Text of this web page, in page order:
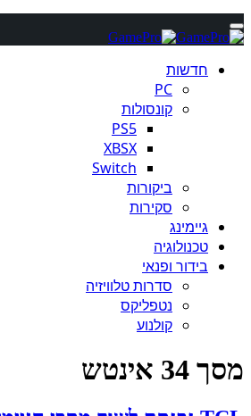
חדשות
PC
קונסולות
PS5
XBSX
Switch
ביקורות
סקירות
גיימינג
טכנולוגיה
בידור ופנאי
סדרות טלוויזיה
נטפליקס
קולנוע
מסך 34 אינטש